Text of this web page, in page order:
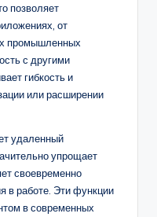
позволяет
от
промышленных
с другими
гибкость и
или расширении
удаленный
упрощает
своевременно
в работе. Эти функции
в современных